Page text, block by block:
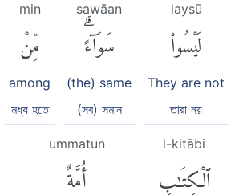
laysū
لَيْسُوا۟
They are not
তারা নয়
sawāan
سَوَآءًۗ
(the) same
(সব) সমান
min
مِّنْ
among
মধ্য হতে
l-kitābi
ٱلْكِتَٰبِ
ummatun
أُمَّةٌ